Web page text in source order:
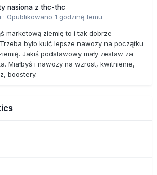
nasiona z thc-thc
· Opublikowano 1 godzinę temu
marketową ziemię to i tak dobrze
było kuić lepsze nawozy na początku
Jakiś podstawowy mały zestaw za
Miałbyś i nawozy na wzrost, kwitnienie,
boostery.